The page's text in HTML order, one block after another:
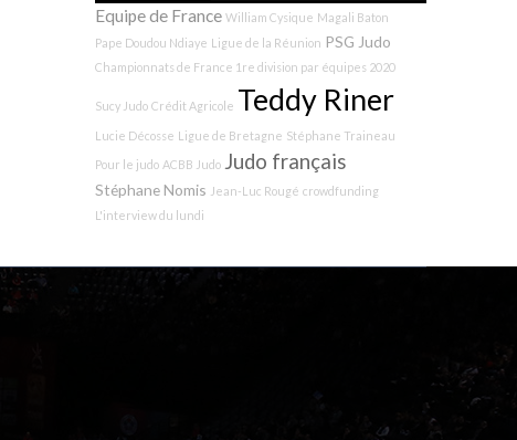
Equipe de France William Cysique Magali Baton
Pape Doudou Ndiaye Ligue de la Réunion PSG Judo
Championnats de France 1re division par équipes 2020
Sucy Judo Crédit Agricole Teddy Riner
Lucie Décosse Ligue de Bretagne Stéphane Traineau
Pour le judo ACBB Judo Judo français
Stéphane Nomis Jean-Luc Rougé crowdfunding
L'interview du lundi